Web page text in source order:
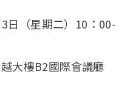
日（星期二）10：00-
大樓B2國際會議廳